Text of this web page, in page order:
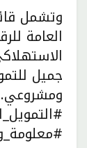
وتشمل
العامة
جميل
ومشروعي.